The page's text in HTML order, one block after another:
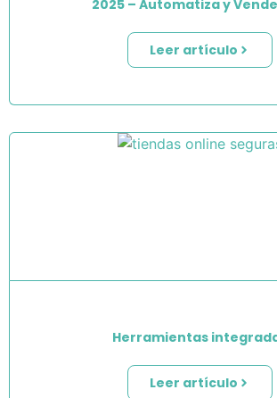
2025 – Automatiza y
Leer artículo
Herramientas
Leer artículo